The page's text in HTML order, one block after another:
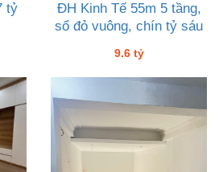
tỷ
ĐH Kinh Tế 55m 5 tầng,
sổ đỏ vuông, chín tỷ sáu
9.6 tỷ